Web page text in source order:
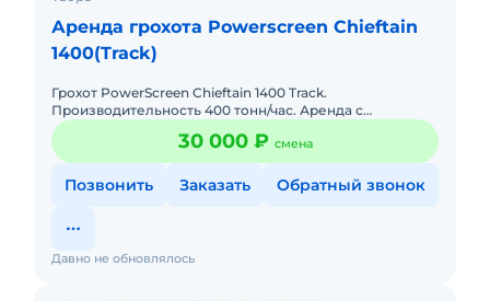
Аренда грохота Powerscreen Chieftain
1400(Track)
Грохот PowerScreen Chieftain 1400 Track.
Производительность 400 тонн/час. Аренда с
экипажем, ГСМ и доставкой за счет Арендатора
30 000 ₽ смена
Позвонить Заказать Обратный звонок
Давно не обновлялось